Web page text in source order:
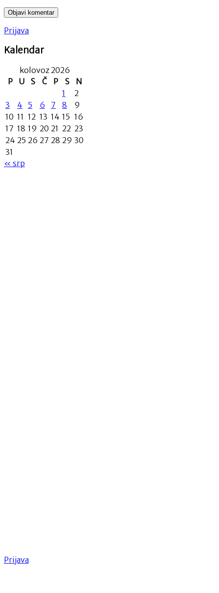
Prijava
Kalendar
kolovoz 2026
P
U S Č P S
N
1
2
3
4 5 6 7 8
9
10 11 12 13 14 15 16
17 18 19 20 21 22 23
24 25 26 27 28 29 30
31
« srp
Prijava